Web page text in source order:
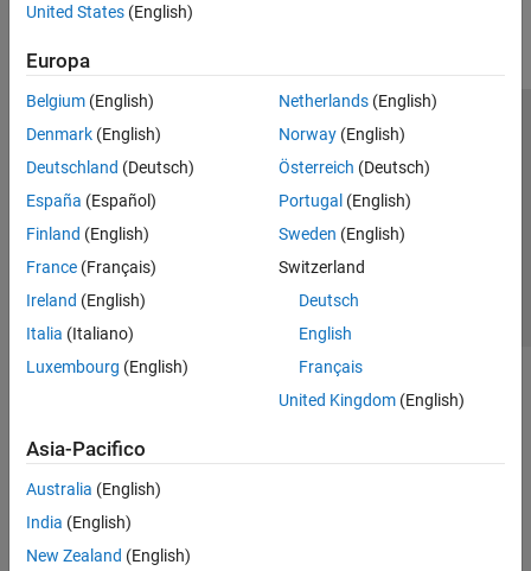
United States (English)
Europa
Belgium (English)
Denmark (English)
Deutschland (Deutsch)
España (Español)
Finland (English)
France (Français)
Ireland (English)
Italia (Italiano)
Luxembourg (English)
Netherlands(English)
Norway(English)
Österreich (Deutsch)
Portugal (English)
Sweden (English)
Switzerland
Deutsch
English
Français
United Kingdom(English)
Asia-Pacifico
Australia (English)
India (English)
New Zealand (English)
Centro di fiducia
Informativa sulla privacy
Antipirateria
Stato dell'applicazione
Contatti
© 1994-2026 The MathWorks, Inc.